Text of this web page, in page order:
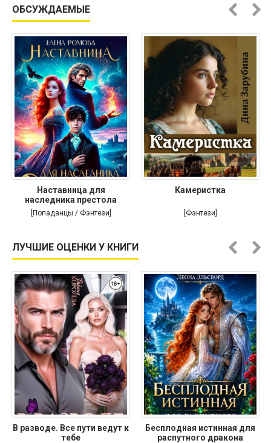
ОБСУЖДАЕМЫЕ
Наставница для
наследника престола
[Попаданцы / Фэнтези]
Камеристка
[Фэнтези]
ЛУЧШИЕ ОЦЕНКИ У КНИГИ
В разводе. Все пути ведут к
тебе
Бесплодная истинная для
распутного дракона